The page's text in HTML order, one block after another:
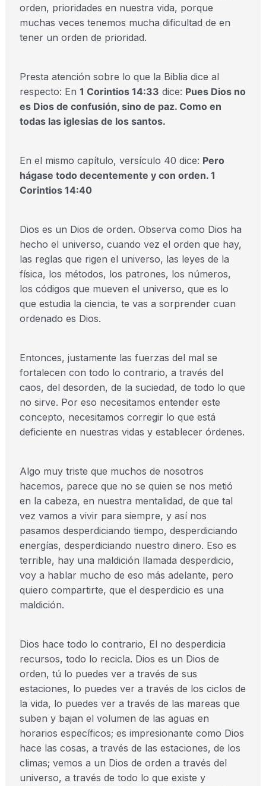
orden, prioridades en nuestra vida, porque
muchas veces tenemos mucha dificultad de en
tener un orden de prioridad.
Presta atención sobre lo que la Biblia dice al
respecto: En 1 Corintios 14:33 dice: Pues Dios no
es Dios de confusión, sino de paz.Como en
todas las iglesias de los santos.
En el mismo capítulo, versículo 40 dice: Pero
hágase todo decentemente y con orden. 1
Corintios 14:40
Dios es un Dios de orden. Observa como Dios ha
hecho el universo, cuando vez el orden que hay,
las reglas que rigen el universo, las leyes de la
física, los métodos, los patrones, los números,
los códigos que mueven el universo, que es lo
que estudia la ciencia, te vas a sorprender cuan
ordenado es Dios.
Entonces, justamente las fuerzas del mal se
fortalecen con todo lo contrario, a través del
caos, del desorden, de la suciedad, de todo lo que
no sirve. Por eso necesitamos entender este
concepto, necesitamos corregir lo que está
deficiente en nuestras vidas y establecer órdenes.
Algo muy triste que muchos de nosotros
hacemos, parece que no se quien se nos metió
en la cabeza, en nuestra mentalidad, de que tal
vez vamos a vivir para siempre, y así nos
pasamos desperdiciando tiempo, desperdiciando
energías, desperdiciando nuestro dinero. Eso es
terrible, hay una maldición llamada desperdicio,
voy a hablar mucho de eso más adelante, pero
quiero compartirte, que el desperdicio es una
maldición.
Dios hace todo lo contrario, El no desperdicia
recursos, todo lo recicla. Dios es un Dios de
orden, tú lo puedes ver a través de sus
estaciones, lo puedes ver a través de los ciclos de
la vida, lo puedes ver a través de las mareas que
suben y bajan el volumen de las aguas en
horarios específicos; es impresionante como Dios
hace las cosas, a través de las estaciones, de los
climas; vemos a un Dios de orden a través del
universo, a través de todo lo que existe y